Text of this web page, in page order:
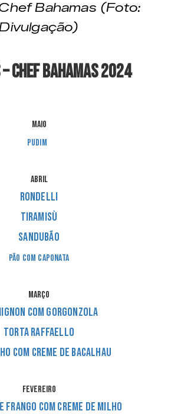
Bahamas (Foto:
Chef Bahamas 2024
MAIO
Pudim
ABRIL
Rondelli
Tiramisù
Sandubão
Pão com Caponata
MARÇO
com gorgonzola
Torta Raffaello
com Creme de Bacalhau
FEVEREIRO
com Creme de Milho